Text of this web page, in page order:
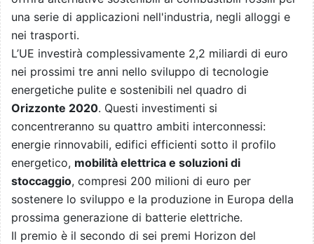
una serie di applicazioni nell'industria, negli alloggi e
nei trasporti.
L’UE investirà complessivamente 2,2 miliardi di euro
nei prossimi tre anni nello sviluppo di tecnologie
energetiche pulite e sostenibili nel quadro di
Orizzonte 2020. Questi investimenti si
concentreranno su quattro ambiti interconnessi:
energie rinnovabili, edifici efficienti sotto il profilo
energetico, mobilità elettrica e soluzioni di
stoccaggio, compresi 200 milioni di euro per
sostenere lo sviluppo e la produzione in Europa della
prossima generazione di batterie elettriche.
Il premio è il secondo di sei premi Horizon del